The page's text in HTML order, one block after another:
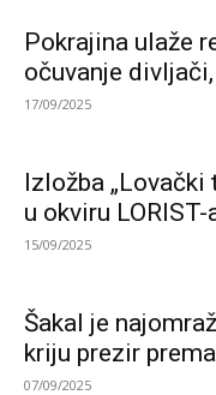
Pokrajina ulaže
očuvanje
17/09/2025
Izložba
u okviru LORIST-
15/09/2025
Šakal je
kriju prezir
07/09/2025